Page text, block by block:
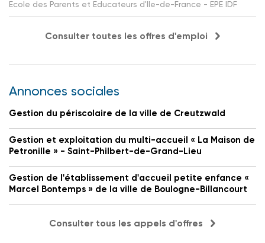
Ecole des Parents et Educateurs d'Ile-de-France - EPE IDF
Consulter toutes les offres d'emploi
Annonces sociales
Gestion du périscolaire de la ville de Creutzwald
Gestion et exploitation du multi-accueil « La Maison de
Petronille » - Saint-Philbert-de-Grand-Lieu
Gestion de l'établissement d'accueil petite enfance «
Marcel Bontemps » de la ville de Boulogne-Billancourt
Consulter tous les appels d'offres